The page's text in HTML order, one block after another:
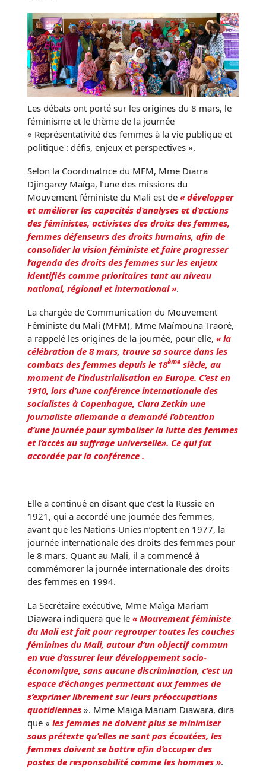
Les débats ont porté sur les origines du 8 mars, le
féminisme et le thème de la journée
« Représentativité des femmes à la vie publique et
politique : défis, enjeux et perspectives ».
Selon la Coordinatrice du MFM, Mme Diarra
Djingarey Maïga, l’une des missions du
Mouvement féministe du Mali est de « développer
et améliorer les capacités d’analyses et d’actions
des féministes, activistes des droits des femmes,
femmes défenseurs des droits humains, afin de
consolider la vision féministe et faire progresser
l’agenda des droits des femmes sur les enjeux
identifiés comme prioritaires tant au niveau
national, régional et international ».
La chargée de Communication du Mouvement
Féministe du Mali (MFM), Mme Maïmouna Traoré,
a rappelé les origines de la journée, pour elle, « la
célébration de 8 mars, trouve sa source dans les
combats des femmes depuis le 18ème siècle, au
moment de l’industrialisation en Europe. C’est en
1910, lors d’une conférence internationale des
socialistes à Copenhague, Clara Zetkin une
journaliste allemande a demandé l’obtention
d’une journée pour symboliser la lutte des femmes
et l’accès au suffrage universelle». Ce qui fut
accordée par la conférence .
Elle a continué en disant que c’est la Russie en
1921, qui a accordé une journée des femmes,
avant que les Nations-Unies n’optent en 1977, la
journée internationale des droits des femmes pour
le 8 mars. Quant au Mali, il a commencé à
commémorer la journée internationale des droits
des femmes en 1994.
La Secrétaire exécutive, Mme Maïga Mariam
Diawara indiquera que le « Mouvement féministe
du Mali est fait pour regrouper toutes les couches
féminines du Mali, autour d’un objectif commun
en vue d’assurer leur développement socio-
économique, sans aucune discrimination, c’est un
espace d’échanges permettant aux femmes de
s’exprimer librement sur leurs préoccupations
quotidiennes ». Mme Maïga Mariam Diawara, dira
que « les femmes ne doivent plus se minimiser
sous prétexte qu’elles ne sont pas écoutées, les
femmes doivent se battre afin d’occuper des
postes de responsabilité comme les hommes ».